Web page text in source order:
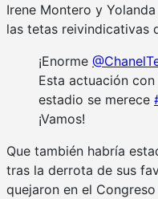
Irene Montero y
las tetas reivindicativas
¡Enorme
Esta actuación
estadio se merece
¡Vamos!
Que también habría
tras la derrota de sus
quejaron en el